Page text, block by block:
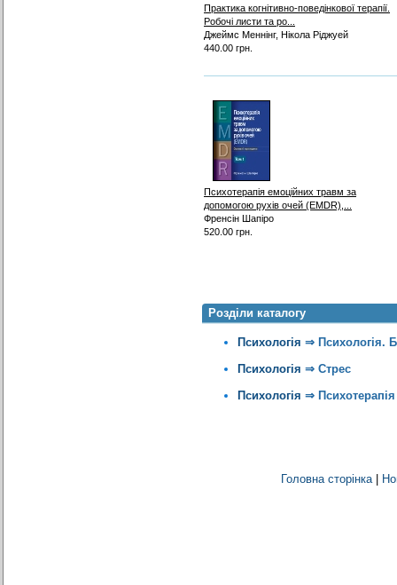
Практика когнітивно-поведінкової терапії.
Робочі листи та ро...
Джеймс Меннінг, Нікола Ріджуей
440.00 грн.
Психотерапія емоційних травм за
допомогою рухів очей (EMDR),...
Френсін Шапіро
520.00 грн.
Розділи каталогу
Психологія ⇒ Психологія.
Психологія ⇒ Стрес
Психологія ⇒ Психотерапія
Головна сторінка|